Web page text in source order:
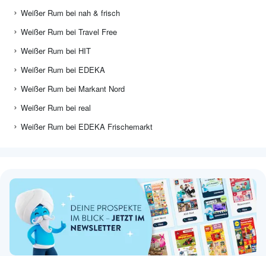
Weißer Rum bei nah & frisch
Weißer Rum bei Travel Free
Weißer Rum bei HIT
Weißer Rum bei EDEKA
Weißer Rum bei Markant Nord
Weißer Rum bei real
Weißer Rum bei EDEKA Frischemarkt